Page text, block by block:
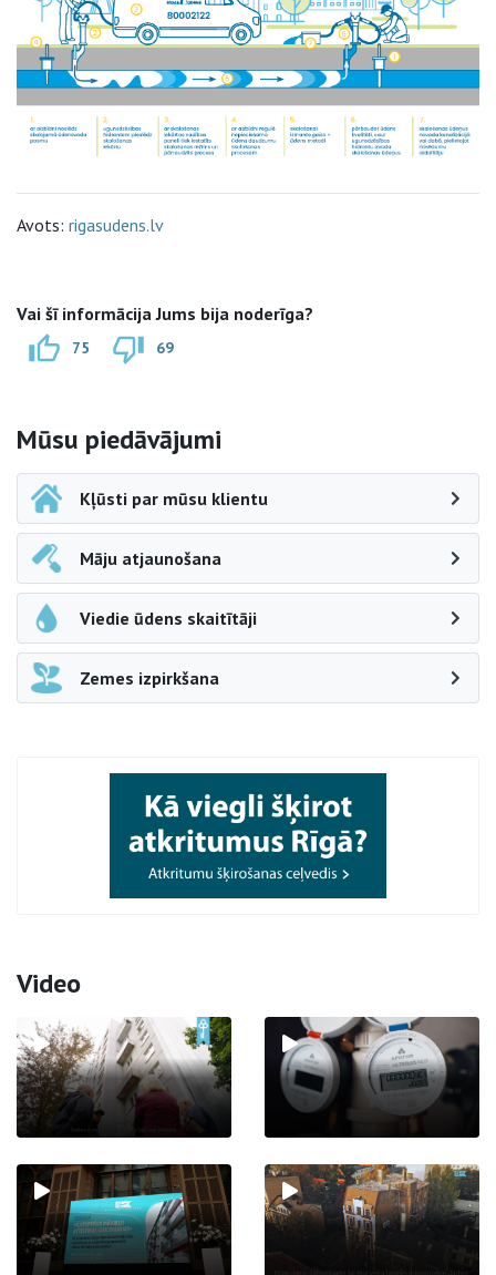
Avots: rigasudens.lv
Vai šī informācija Jums bija noderīga?
75 69
Sāna navigācija
Mūsu piedāvājumi
Kļūsti par mūsu klientu
Māju atjaunošana
Viedie ūdens skaitītāji
Zemes izpirkšana
Video